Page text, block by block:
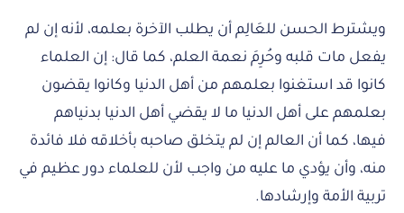
ويشترط الحسن للعَالِم أن يطلب الآخرة بعلمه، لأنه إن لم
يفعل مات قلبه وحُرِمَ نعمة العلم، كما قال: إن العلماء
كانوا قد استغنوا بعلمهم من أهل الدنيا وكانوا يقضون
بعلمهم على أهل الدنيا ما لا يقضي أهل الدنيا بدنياهم
فيها، كما أن العالم إن لم يتخلق صاحبه بأخلاقه فلا فائدة
منه، وأن يؤدي ما عليه من واجب لأن للعلماء دور عظيم في
تربية الأمة وإرشادها.